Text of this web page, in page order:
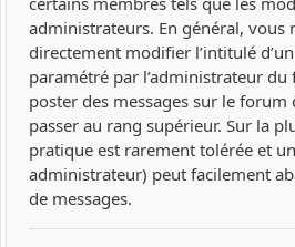
administrateurs. En général, vous
directement modifier l’intitulé
paramétré par l’administrateur du
poster des messages sur le forum
passer au rang supérieur. Sur la
pratique est rarement tolérée et
administrateur) peut facilement
de messages.